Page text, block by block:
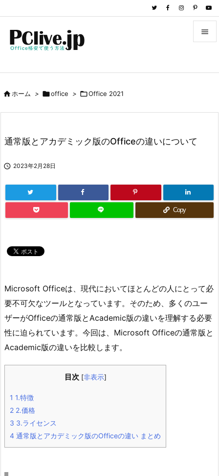

前へ
ホーム > office > Office 2021
通常版とアカデミック版のOfficeの違いについて
 2023年2月28日
Copy
Microsoft Officeは、現代においてほとんどの人にとって必
要不可欠なツールとなっています。そのため、多くのユー
ザーがOfficeの通常版とAcademic版の違いを理解する必要
性に迫られています。今回は、Microsoft Officeの通常版と
Academic版の違いを比較します。
目次 [非表示]
1 1.特徴
2 2.価格
3 3.ライセンス
4 通常版とアカデミック版のOfficeの違い まとめ